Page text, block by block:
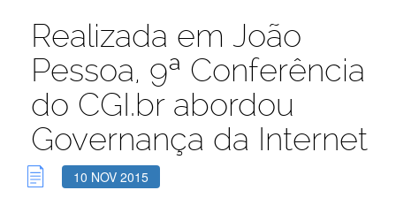
Realizada em João
Pessoa, 9ª Conferência
do CGI.br abordou
Governança da Internet
10 NOV 2015